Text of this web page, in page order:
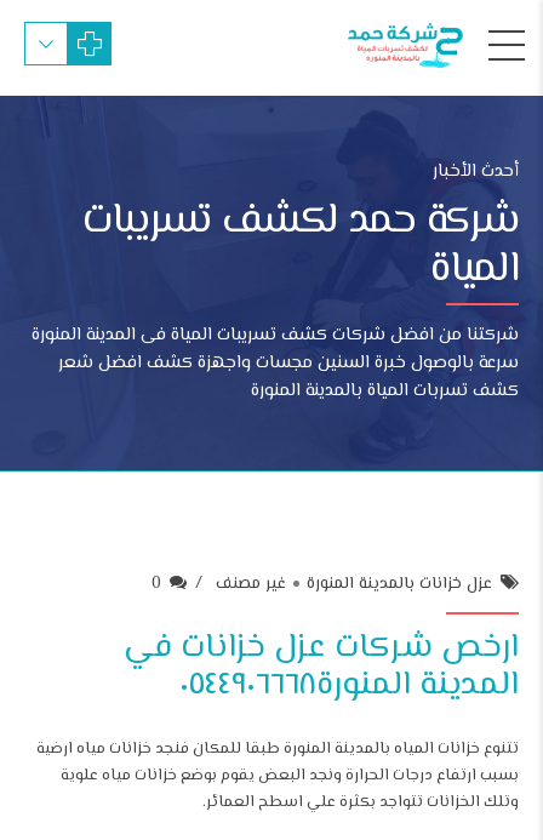
أحدث الأخبار
شركة حمد لكشف تسريبات
المياة
شركتنا من افضل شركات كشف تسريبات المياة فى المدينة المنورة
سرعة بالوصول خبرة السنين مجسات واجهزة كشف افضل شعر
كشف تسربات المياة بالمدينة المنورة
عزل خزانات بالمدينة المنورة غير مصنف 0
ارخص شركات عزل خزانات في
المدينة المنورة٠٥٤٤٩٠٦٦٦٨
تتنوع خزانات المياه بالمدينة المنورة طبقا للمكان فنجد خزانات مياه ارضية
بسبب ارتفاع درجات الحرارة ونجد البعض يقوم بوضع خزانات مياه علوية
وتلك الخزانات تتواجد بكثرة علي اسطح العمائر.